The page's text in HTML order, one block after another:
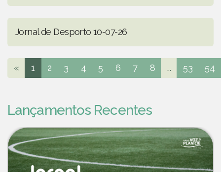
Jornal de Desporto 10-07-26
« 1 2 3 4 5 6 7 8 ... 53 54
Lançamentos Recentes